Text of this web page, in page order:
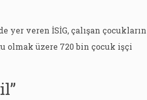
veren İSİG, çalışan çocukların
olmak üzere 720 bin çocuk işçi